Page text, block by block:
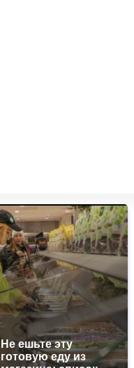
Не ешьте эту
готовую еду из